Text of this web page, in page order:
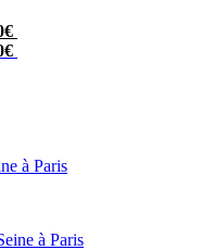
à Paris